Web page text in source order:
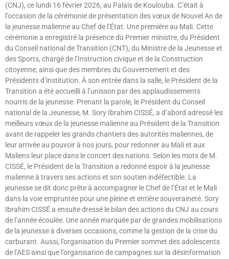
(CNJ), ce lundi 16 février 2026, au Palais de Koulouba. C’était à
l’occasion de la cérémonie de présentation des vœux de Nouvel An de
la jeunesse malienne au Chef de l’État. Une première au Mali. Cette
cérémonie a enregistré la présence du Premier ministre, du Président
du Conseil national de Transition (CNT), du Ministre de la Jeunesse et
des Sports, chargé de l’Instruction civique et de la Construction
citoyenne, ainsi que des membres du Gouvernement et des
Présidents d’institution. À son entrée dans la salle, le Président de la
Transition a été accueilli à l’unisson par des applaudissements
nourris de la jeunesse. Prenant la parole, le Président du Conseil
national de la Jeunesse, M. Sory Ibrahim CISSÉ, a d’abord adressé les
meilleurs vœux de la jeunesse malienne au Président de la Transition
avant de rappeler les grands chantiers des autorités maliennes, de
leur arrivée au pouvoir à nos jours, pour redonner au Mali et aux
Maliens leur place dans le concert des nations. Selon les mots de M.
CISSÉ, le Président de la Transition a redonné espoir à la jeunesse
malienne à travers ses actions et son soutien indéfectible. La
jeunesse se dit donc prête à accompagner le Chef de l’État et le Mali
dans la voie empruntée pour une pleine et entière souveraineté. Sory
Ibrahim CISSÉ a ensuite dressé le bilan des actions du CNJ au cours
de l’année écoulée. Une année marquée par de grandes mobilisations
de la jeunesse à diverses occasions, comme la gestion de la crise du
carburant. Aussi, l’organisation du Premier sommet des adolescents
de l’AES ainsi que l’organisation de campagnes sur la désinformation